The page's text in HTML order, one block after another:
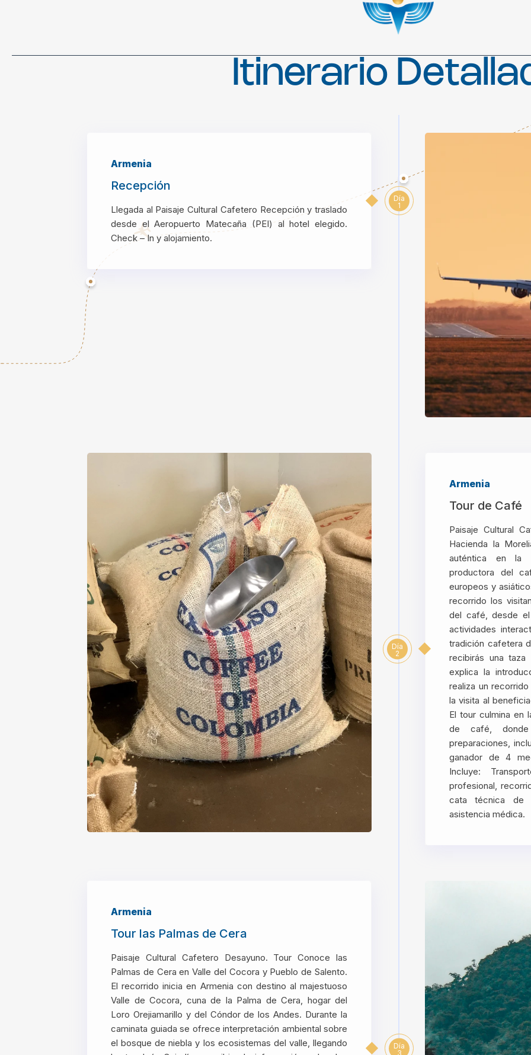
Itinerario
Día
1
Armenia
Recepción
Llegada al Paisaje Cultural Cafetero Recepción y traslado
desde el Aeropuerto Matecaña (PEI) al hotel elegido.
Check – In y alojamiento.
Día
2
Armenia
Tour de Café
Paisaje Cultural
Hacienda la
auténtica en la
productora del
europeos y
recorrido los
del café, desde
actividades
tradición cafetera
recibirás una
explica la
realiza un
la visita al
El tour culmina en
de café,
preparaciones,
ganador de 4
Incluye:
profesional,
cata técnica de
asistencia médica.
Día
3
Armenia
Tour las Palmas de Cera
Paisaje Cultural Cafetero Desayuno. Tour Conoce las
Palmas de Cera en Valle del Cocora y Pueblo de Salento.
El recorrido inicia en Armenia con destino al majestuoso
Valle de Cocora, cuna de la Palma de Cera, hogar del
Loro Orejiamarillo y del Cóndor de los Andes. Durante la
caminata guiada se ofrece interpretación ambiental sobre
el bosque de niebla y los ecosistemas del valle, llegando